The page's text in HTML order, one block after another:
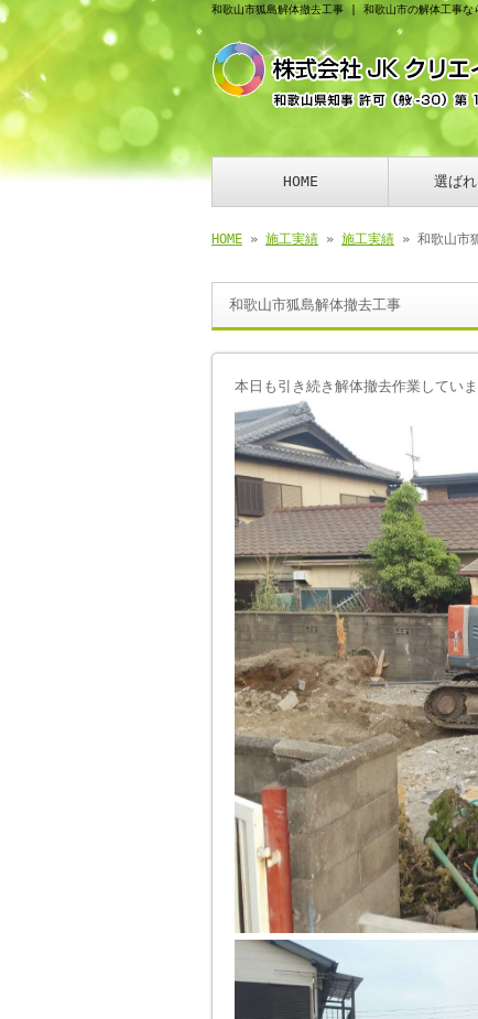
和歌山市狐島解体撤去工事 | 和歌山市の解体工事な
HOME 選ば
HOME » 施工実績 » 施工実績 » 和歌山市
和歌山市狐島解体撤去工事
本日も引き続き解体撤去作業してい